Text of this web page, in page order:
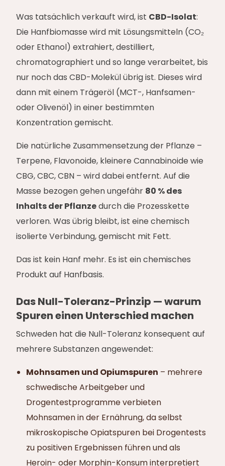
Was tatsächlich verkauft wird, ist CBD-Isolat:
Die Hanfbiomasse wird mit Lösungsmitteln (CO₂
oder Ethanol) extrahiert, destilliert,
chromatographiert und so lange verarbeitet, bis
nur noch das CBD-Molekül übrig ist. Dieses wird
dann mit einem Trägeröl (MCT-, Hanfsamen-
oder Olivenöl) in einer bestimmten
Konzentration gemischt.
Die natürliche Zusammensetzung der Pflanze –
Terpene, Flavonoide, kleinere Cannabinoide wie
CBG, CBC, CBN – wird dabei entfernt. Auf die
Masse bezogen gehen ungefähr 80 % des
Inhalts der Pflanzedurch die Prozesskette
verloren. Was übrig bleibt, ist eine chemisch
isolierte Verbindung, gemischt mit Fett.
Das ist kein Hanf mehr. Es ist ein chemisches
Produkt auf Hanfbasis.
Das Null-Toleranz-Prinzip — warum
Spuren einen Unterschied machen
Schweden hat die Null-Toleranz konsequent auf
mehrere Substanzen angewendet:
Mohnsamen und Opiumspuren – mehrere
schwedische Arbeitgeber und
Drogentestprogramme verbieten
Mohnsamen in der Ernährung, da selbst
mikroskopische Opiatspuren bei Drogentests
zu positiven Ergebnissen führen und als
Heroin- oder Morphin-Konsum interpretiert